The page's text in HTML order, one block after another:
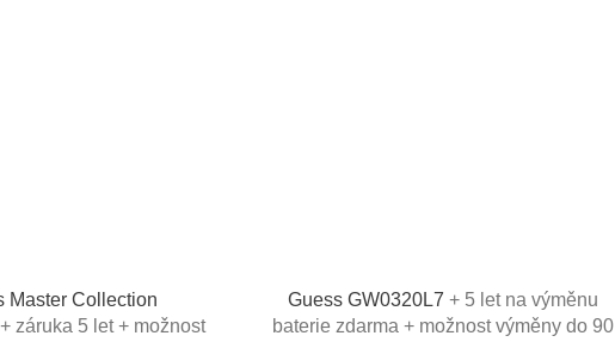
Master Collection
+ záruka 5 let + možnost
Guess GW0320L7+ 5 let na výměnu
baterie zdarma + možnost výměny do 90